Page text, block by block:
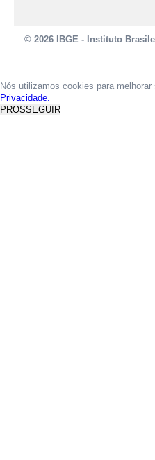
© 2026 IBGE - Instituto
Nós utilizamos cookies para
Privacidade.
PROSSEGUIR